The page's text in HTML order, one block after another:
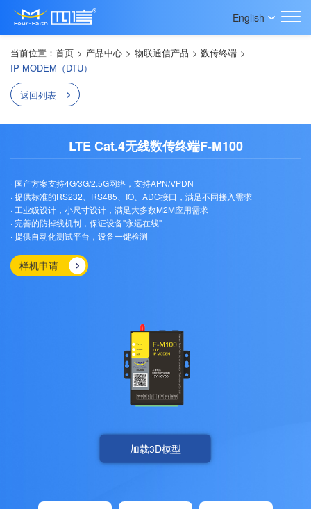
English
当前位置： 首页 > 产品中心 > 物联通信产品 > 数传终端 >
IP MODEM（DTU）
返回列表
LTE Cat.4无线数传终端F-M100
· 国产方案支持4G/3G/2.5G网络，支持APN/VPDN
· 提供标准的RS232、RS485、IO、ADC接口，满足不同接入需求
· 工业级设计，小尺寸设计，满足大多数M2M应用需求
· 完善的防掉线机制，保证设备"永远在线"
· 提供自动化测试平台，设备一键检测
样机申请
加载3D模型